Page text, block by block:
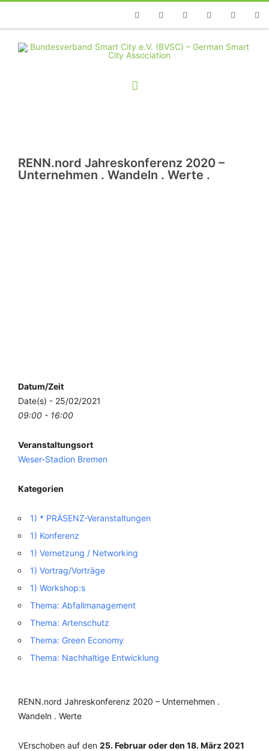
TelefonFacebookTwitterYoutubeInstagramLinkedin
RENN.nord Jahreskonferenz 2020 –
Unternehmen . Wandeln . Werte .
Datum/Zeit
Date(s) - 25/02/2021
09:00 - 16:00
Veranstaltungsort
Weser-Stadion Bremen
Kategorien
1) * PRÄSENZ-Veranstaltungen
1) Konferenz
1) Vernetzung / Networking
1) Vortrag/Vorträge
1) Workshop:s
Thema: Abfallmanagement
Thema: Artenschutz
Thema: Green Economy
Thema: Nachhaltige Entwicklung
RENN.nord Jahreskonferenz 2020 – Unternehmen .
Wandeln . Werte
VErschoben auf den 25. Februar oder den 18. März 2021